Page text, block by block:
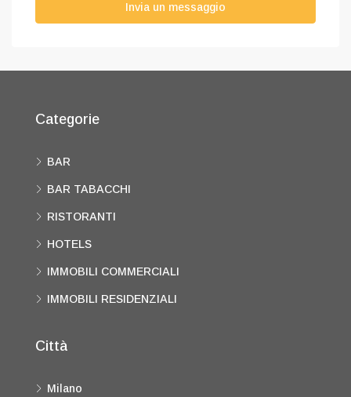
Invia un messaggio
Categorie
BAR
BAR TABACCHI
RISTORANTI
HOTELS
IMMOBILI COMMERCIALI
IMMOBILI RESIDENZIALI
Città
Milano